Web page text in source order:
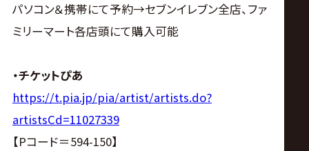
パソコン＆携帯にて予約→セブンイレブン全店、ファ
ミリーマート各店頭にて購入可能
・チケットぴあ
https://t.pia.jp/pia/artist/artists.do?
artistsCd=11027339
【Pコード＝594-150】